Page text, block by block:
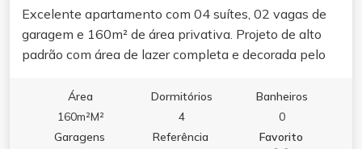
Excelente apartamento com 04 suítes, 02 vagas de
garagem e 160m² de área privativa. Projeto de alto
padrão com área de lazer completa e decorada pelo
espaço e conforto. Entrega jumho de 2026.
Área
160m²M²
Dormitórios
4
Banheiros
0
Garagens
Referência
Favorito